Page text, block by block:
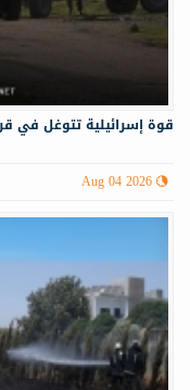
قوة إسرائيلية تتوغل في
Aug 04 2026